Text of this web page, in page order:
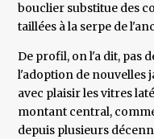
bouclier substitue des
taillées à la serpe de
De profil, on l'a dit, pas
l'adoption de nouvelles
avec plaisir les vitres
montant central,
depuis plusieurs